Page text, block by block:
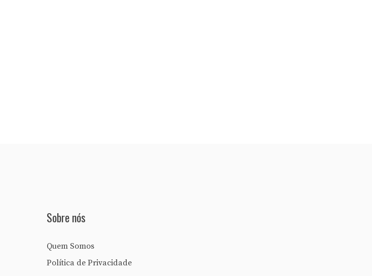
Sobre nós
Quem Somos
Política de Privacidade